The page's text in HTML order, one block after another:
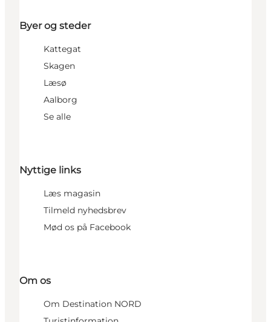
Byer og steder
Kattegat
Skagen
Læsø
Aalborg
Se alle
Nyttige links
Læs magasin
Tilmeld nyhedsbrev
Mød os på Facebook
Om os
Om Destination NORD